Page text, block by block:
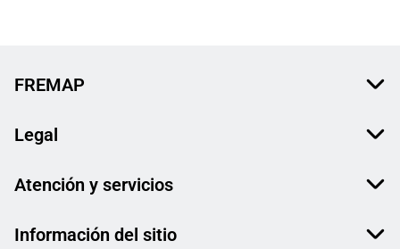
FREMAP
Legal
Atención y servicios
Información del sitio